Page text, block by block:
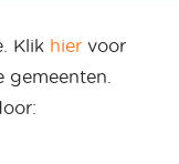
Klik hier voor